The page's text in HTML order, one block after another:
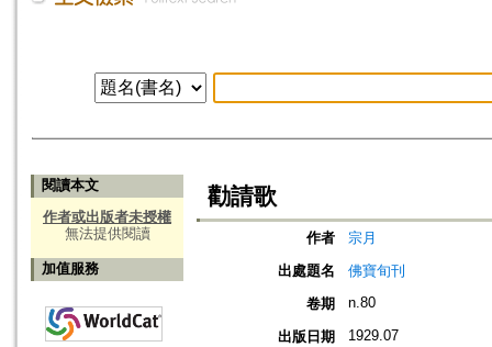
閱讀本文
作者或出版者未授權
無法提供閱讀
加值服務
勸請歌
作者
宗月
出處題名
佛寶旬刊
卷期
n.80
出版日期 1929.07